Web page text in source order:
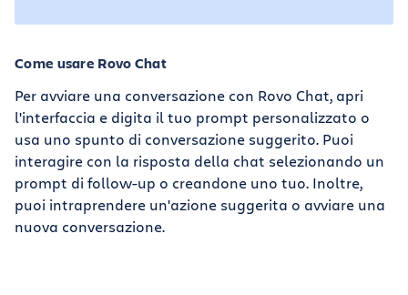
Come usare Rovo Chat
Per avviare una conversazione con Rovo Chat, apri
l'interfaccia e digita il tuo prompt personalizzato o
usa uno spunto di conversazione suggerito. Puoi
interagire con la risposta della chat selezionando un
prompt di follow-up o creandone uno tuo. Inoltre,
puoi intraprendere un'azione suggerita o avviare una
nuova conversazione.